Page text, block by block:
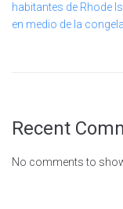
habitantes de Rhode
en medio de la
Recent
No comments to